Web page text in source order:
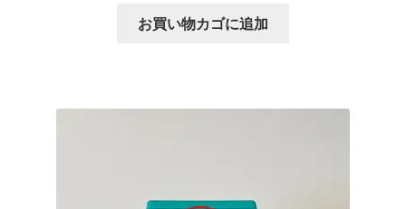
お買い物カゴに追加